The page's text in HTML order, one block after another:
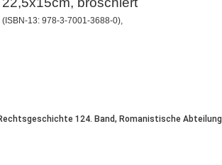
(ISBN-13: 978-3-7001-3688-0),
124. Band, Romanistische Abteilung